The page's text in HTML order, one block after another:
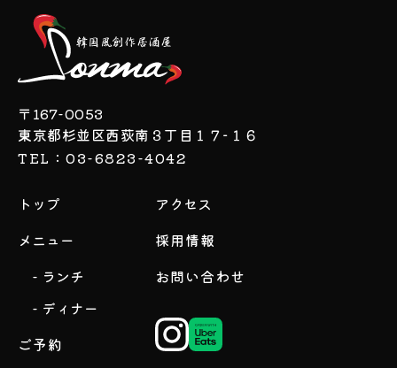
〒167-0053
東京都杉並区西荻南３丁目１７−１６
TEL：03-6823-4042
トップ
メニュー
- ランチ
- ディナー
ご予約
アクセス
採用情報
お問い合わせ